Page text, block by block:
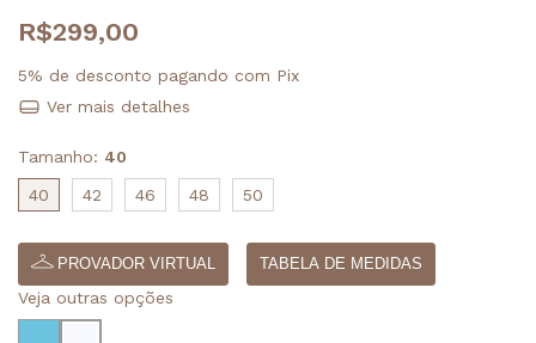
R$299,00
5% de desconto pagando com Pix
Ver mais detalhes
Tamanho: 40
40
42 46 48 50
PROVADOR VIRTUAL TABELA DE MEDIDAS
Veja outras opções